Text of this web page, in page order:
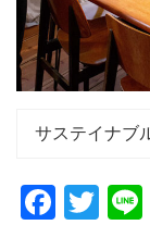
サステイナブ
F
T